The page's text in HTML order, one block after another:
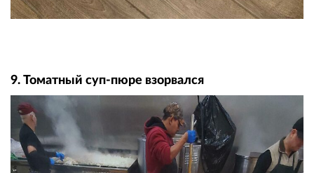
9. Томатный суп-пюре взорвался